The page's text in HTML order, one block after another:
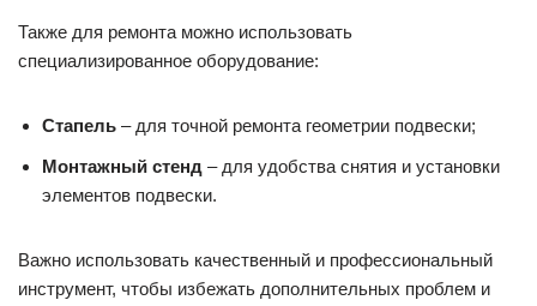
Также для ремонта можно использовать
специализированное оборудование:
Стапель – для точной ремонта геометрии подвески;
Монтажный стенд – для удобства снятия и установки
элементов подвески.
Важно использовать качественный и профессиональный
инструмент, чтобы избежать дополнительных проблем и